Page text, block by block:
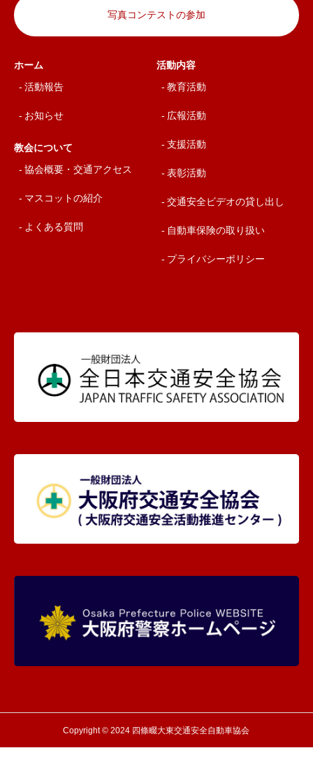
写真コンテストの参加
ホーム
活動報告
お知らせ
教会について
協会概要・交通アクセス
マスコットの紹介
よくある質問
活動内容
教育活動
広報活動
支援活動
表彰活動
交通安全ビデオの貸し出し
自動車保険の取り扱い
プライバシーポリシー
Copyright © 2024 四條畷大東交通安全自動車協会